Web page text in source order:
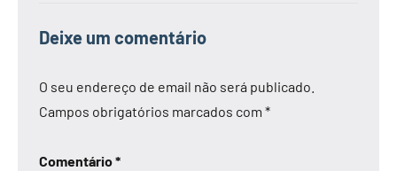
Deixe um comentário
O seu endereço de email não será publicado.
Campos obrigatórios marcados com *
Comentário*